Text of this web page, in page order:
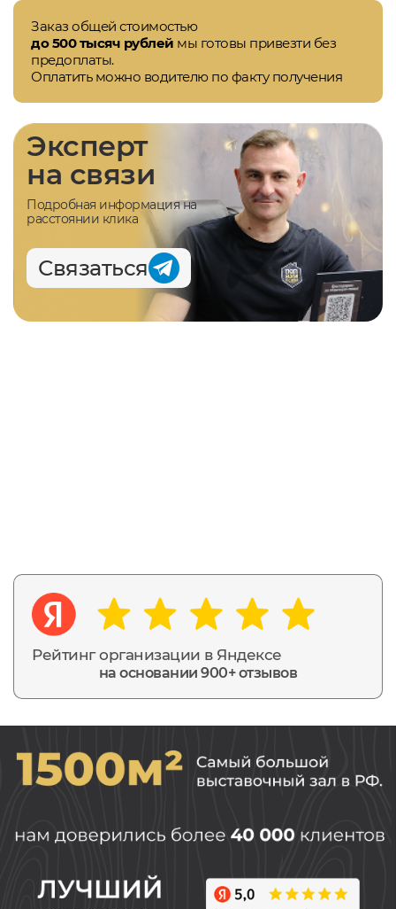
Заказ общей стоимостью
до 500 тысяч рублей мы готовы привезти без
предоплаты.
Оплатить можно водителю по факту получения
Рейтинг организации в Яндексе
на основании 900+ отзывов
Эксперт
на связи
Подробная информация на
расстоянии клика
Связаться